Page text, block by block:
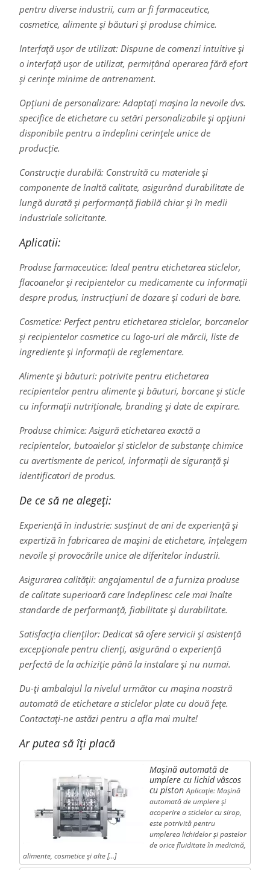
pentru diverse industrii, cum ar fi farmaceutice,
cosmetice, alimente și băuturi și produse chimice.
Interfață ușor de utilizat: Dispune de comenzi intuitive și
o interfață ușor de utilizat, permițând operarea fără efort
și cerințe minime de antrenament.
Opțiuni de personalizare: Adaptați mașina la nevoile dvs.
specifice de etichetare cu setări personalizabile și opțiuni
disponibile pentru a îndeplini cerințele unice de
producție.
Construcție durabilă: Construită cu materiale și
componente de înaltă calitate, asigurând durabilitate de
lungă durată și performanță fiabilă chiar și în medii
industriale solicitante.
Aplicatii:
Produse farmaceutice: Ideal pentru etichetarea sticlelor,
flacoanelor și recipientelor cu medicamente cu informații
despre produs, instrucțiuni de dozare și coduri de bare.
Cosmetice: Perfect pentru etichetarea sticlelor, borcanelor
și recipientelor cosmetice cu logo-uri ale mărcii, liste de
ingrediente și informații de reglementare.
Alimente și băuturi: potrivite pentru etichetarea
recipientelor pentru alimente și băuturi, borcane și sticle
cu informații nutriționale, branding și date de expirare.
Produse chimice: Asigură etichetarea exactă a
recipientelor, butoaielor și sticlelor de substanțe chimice
cu avertismente de pericol, informații de siguranță și
identificatori de produs.
De ce să ne alegeți:
Experiență în industrie: susținut de ani de experiență și
expertiză în fabricarea de mașini de etichetare, înțelegem
nevoile și provocările unice ale diferitelor industrii.
Asigurarea calității: angajamentul de a furniza produse
de calitate superioară care îndeplinesc cele mai înalte
standarde de performanță, fiabilitate și durabilitate.
Satisfacția clienților: Dedicat să ofere servicii și asistență
excepționale pentru clienți, asigurând o experiență
perfectă de la achiziție până la instalare și nu numai.
Du-ți ambalajul la nivelul următor cu mașina noastră
automată de etichetare a sticlelor plate cu două fețe.
Contactați-ne astăzi pentru a afla mai multe!
Ar putea să îți placă
Mașină automată de
umplere cu lichid vâscos
cu piston Aplicație: Mașină
automată de umplere și
acoperire a sticlelor cu sirop,
este potrivită pentru
umplerea lichidelor și pastelor
de orice fluiditate în medicină,
alimente, cosmetice și alte […]